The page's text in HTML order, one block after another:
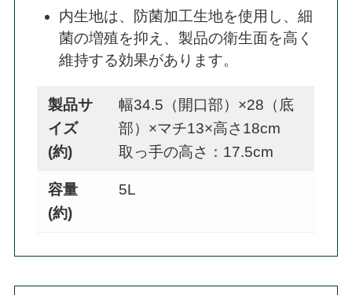
内生地は、防菌加工生地を使用し、細
菌の増殖を抑え、製品の衛生面を高く
維持する効果があります。
製品サ
イズ
(約)
幅34.5（開口部）×28（底
部）×マチ13×高さ18cm
取っ手の高さ：17.5cm
容量
(約)
5L